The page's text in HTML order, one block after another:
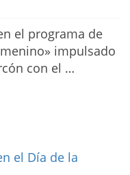
el programa de
impulsado
con el …